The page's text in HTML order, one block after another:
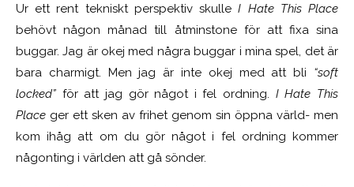
Ur ett rent tekniskt perspektiv skulleI Hate This Place
behövt någon månad till åtminstone för att fixa sina
buggar. Jag är okej med några buggar i mina spel, det är
bara charmigt. Men jag är inte okej med att bli “soft
locked” för att jag gör något i fel ordning. I Hate This
Place ger ett sken av frihet genom sin öppna värld- men
kom ihåg att om du gör något i fel ordning kommer
någonting i världen att gå sönder.